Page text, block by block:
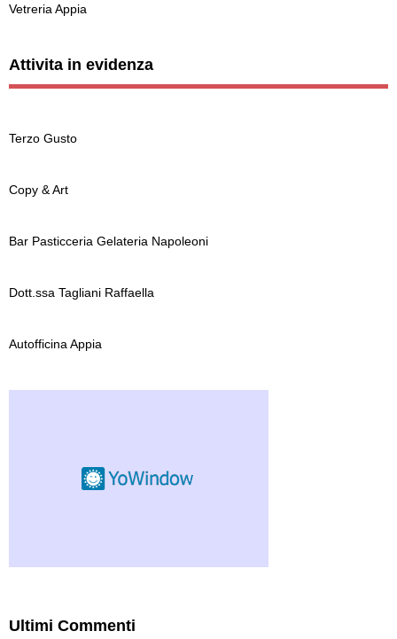
Vetreria Appia
Attivita in evidenza
Terzo Gusto
Copy & Art
Bar Pasticceria Gelateria Napoleoni
Dott.ssa Tagliani Raffaella
Autofficina Appia
Ultimi Commenti